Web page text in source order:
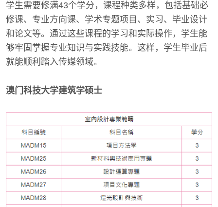
学生需要修满43个学分，课程种类多样，包括基础必
修课、专业方向课、学术专题项目、实习、毕业设计
和论文等。通过这些课程的学习和实际操作，学生能
够牢固掌握专业知识与实践技能。这样，学生毕业后
就能顺利踏入传媒领域。
澳门科技大学建筑学硕士